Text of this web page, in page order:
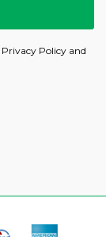
Privacy Policy and